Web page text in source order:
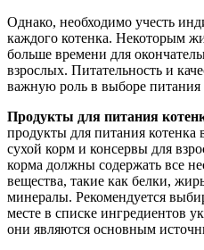
Однако, необходимо учесть
каждого котенка. Некоторым
больше времени для
взрослых. Питательность и
важную роль в выборе питания
Продукты для питания
продукты для питания котенка
сухой корм и консервы для
корма должны содержать все
вещества, такие как белки,
минералы. Рекомендуется
месте в списке ингредиентов
они являются основным